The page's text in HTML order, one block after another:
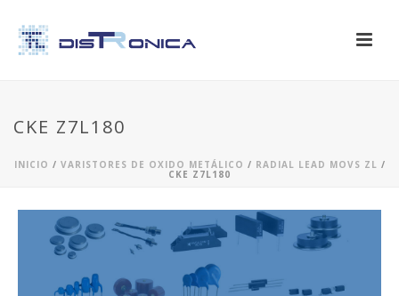
CKE Z7L180
INICIO / VARISTORES DE OXIDO METÁLICO / RADIAL LEAD MOVS ZL /
CKE Z7L180